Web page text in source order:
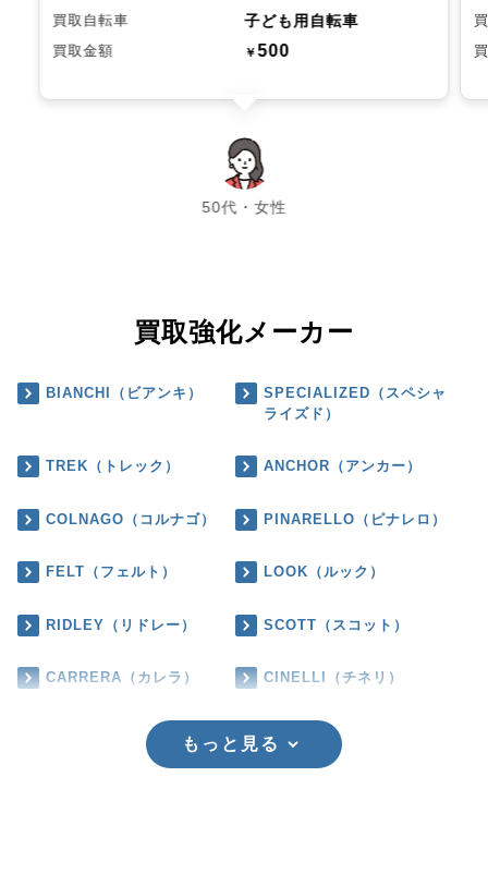
買取自転車 子ども用自転車
買取金額 ￥500
50代・女性
chevron_left chevron_right
買取強化メーカー
BIANCHI（ビアンキ）
SPECIALIZED（スペシャ
ライズド）
TREK（トレック） ANCHOR（アンカー）
COLNAGO（コルナゴ） PINARELLO（ピナレロ）
FELT（フェルト） LOOK（ルック）
RIDLEY（リドレー） SCOTT（スコット）
CARRERA（カレラ） CINELLI（チネリ）
もっと見る